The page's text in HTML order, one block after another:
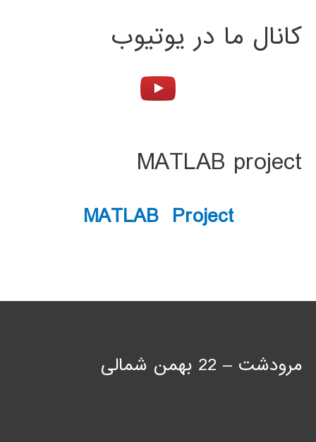
کانال ما در یوتیوب
MATLAB project
MATLAB Project
مرودشت – 22 بهمن شمالی